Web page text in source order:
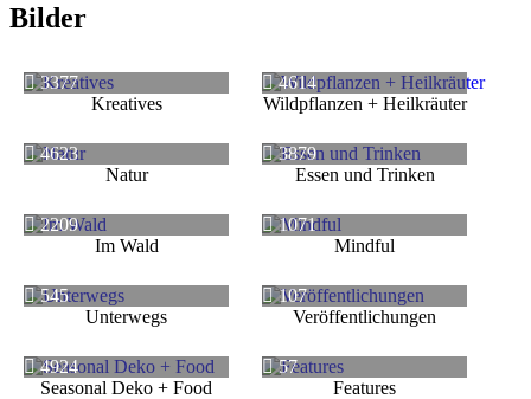
Bilder
3377
Kreatives
4614
Wildpflanzen + Heilkräuter
4623
Natur
3879
Essen und Trinken
2209
Im Wald
1071
Mindful
545
Unterwegs
107
Veröffentlichungen
4924
Seasonal Deko + Food
57
Features